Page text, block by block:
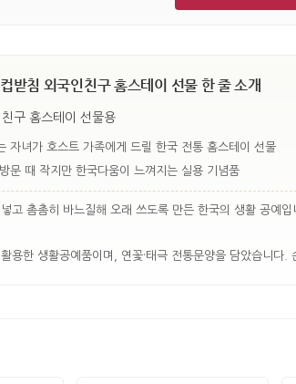
받침 외국인친구 홈스테이 선물 한 줄 소개
구 홈스테이 선물용
자녀가 호스트 가족에게 드릴 한국 전통 홈스테이 선물
문 때 작지만 한국다움이 느껴지는 실용 기념품
고 촘촘히 바느질해 오래 쓰도록 만든 한국의 생활 공예
용한 생활공예품이며, 연꽃·태극 전통문양을 담았습니다.